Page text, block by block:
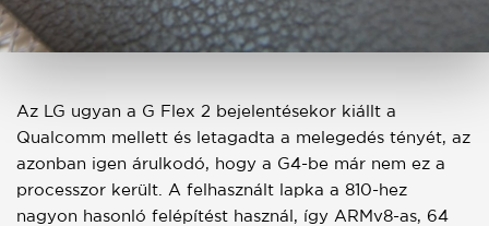
Az LG ugyan a G Flex 2 bejelentésekor kiállt a
Qualcomm mellett és letagadta a melegedés tényét, az
azonban igen árulkodó, hogy a G4-be már nem ez a
processzor került. A felhasznált lapka a 810-hez
nagyon hasonló felépítést használ, így ARMv8-as, 64